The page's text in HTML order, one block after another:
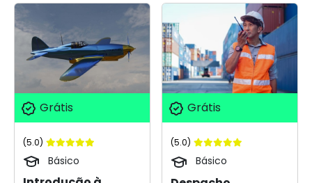
Grátis
(5.0)
Básico
Grátis
(5.0)
Básico